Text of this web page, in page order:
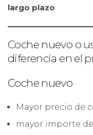
largo plazo.
Coche nuevo o
diferencia en el
Coche nuevo
Mayor precio de
mayor importe